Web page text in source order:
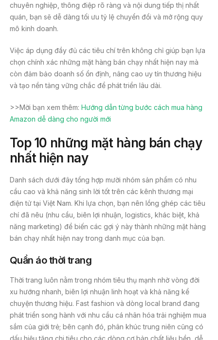
chuyên nghiệp, thông điệp rõ ràng và nội dung tiếp thị nhất
quán, bạn sẽ dễ dàng tối ưu tỷ lệ chuyển đổi và mở rộng quy
mô kinh doanh.
Việc áp dụng đầy đủ các tiêu chí trên không chỉ giúp bạn lựa
chọn chính xác những mặt hàng bán chạy nhất hiện nay mà
còn đảm bảo doanh số ổn định, nâng cao uy tín thương hiệu
và tạo nền tảng vững chắc để phát triển lâu dài.
>>Mời bạn xem thêm: Hướng dẫn từng bước cách mua hàng
Amazon dễ dàng cho người mới
Top 10 những mặt hàng bán chạy
nhất hiện nay
Danh sách dưới đây tổng hợp mười nhóm sản phẩm có nhu
cầu cao và khả năng sinh lời tốt trên các kênh thương mại
điện tử tại Việt Nam. Khi lựa chọn, bạn nên lồng ghép các tiêu
chí đã nêu (nhu cầu, biên lợi nhuận, logistics, khác biệt, khả
năng marketing) để biến các gợi ý này thành những mặt hàng
bán chạy nhất hiện nay trong danh mục của bạn.
Quần áo thời trang
Thời trang luôn nằm trong nhóm tiêu thụ mạnh nhờ vòng đời
xu hướng nhanh, biên lợi nhuận linh hoạt và khả năng kể
chuyện thương hiệu. Fast fashion và dòng local brand đang
phát triển song hành với nhu cầu cá nhân hóa trải nghiệm mua
sắm của giới trẻ; bên cạnh đó, phân khúc trung niên cũng có
dấu hiệu tăng chi tiêu cho các dòng cơ bản chất liệu bền, dễ